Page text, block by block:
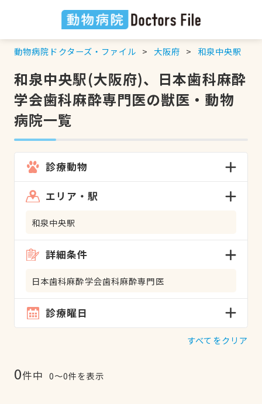
動物病院ドクターズ・ファイル 大阪府 和泉中央駅
和泉中央駅(大阪府)、日本歯科麻酔
学会歯科麻酔専門医の獣医・動物
病院一覧
診療動物
エリア・駅
和泉中央駅
詳細条件
日本歯科麻酔学会歯科麻酔専門医
診療曜日
すべてをクリア
0件中 0〜0件を表示